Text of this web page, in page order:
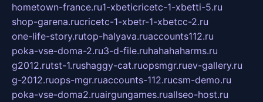
hometown-france.ru1-xbeticricetc-1-xbetti-5.ru
shop-garena.rucricetc-1-xbetr-1-xbetcc-2.ru
one-life-story.rutop-halyava.ruaccounts112.ru
poka-vse-doma-2.ru3-d-file.ruhahahaharms.ru
g2012.rutst-1.rushaggy-cat.ruopsmgr.ruev-gallery.ru
g-2012.ruops-mgr.ruaccounts-112.rucsm-demo.ru
poka-vse-doma2.ruairgungames.ruallseo-host.ru